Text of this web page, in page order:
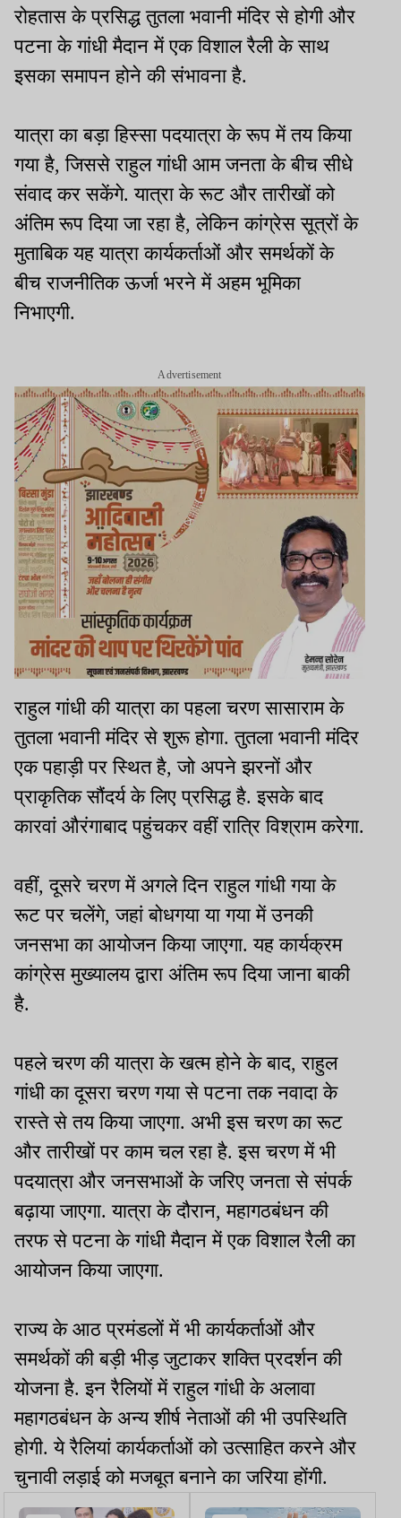
रोहतास के प्रसिद्ध तुतला भवानी मंदिर से होगी और
पटना के गांधी मैदान में एक विशाल रैली के साथ
इसका समापन होने की संभावना है.
यात्रा का बड़ा हिस्सा पदयात्रा के रूप में तय किया
गया है, जिससे राहुल गांधी आम जनता के बीच सीधे
संवाद कर सकेंगे. यात्रा के रूट और तारीखों को
अंतिम रूप दिया जा रहा है, लेकिन कांग्रेस सूत्रों के
मुताबिक यह यात्रा कार्यकर्ताओं और समर्थकों के
बीच राजनीतिक ऊर्जा भरने में अहम भूमिका
निभाएगी.
Advertisement
राहुल गांधी की यात्रा का पहला चरण सासाराम के
तुतला भवानी मंदिर से शुरू होगा. तुतला भवानी मंदिर
एक पहाड़ी पर स्थित है, जो अपने झरनों और
प्राकृतिक सौंदर्य के लिए प्रसिद्ध है. इसके बाद
कारवां औरंगाबाद पहुंचकर वहीं रात्रि विश्राम करेगा.
वहीं, दूसरे चरण में अगले दिन राहुल गांधी गया के
रूट पर चलेंगे, जहां बोधगया या गया में उनकी
जनसभा का आयोजन किया जाएगा. यह कार्यक्रम
कांग्रेस मुख्यालय द्वारा अंतिम रूप दिया जाना बाकी
है.
पहले चरण की यात्रा के खत्म होने के बाद, राहुल
गांधी का दूसरा चरण गया से पटना तक नवादा के
रास्ते से तय किया जाएगा. अभी इस चरण का रूट
और तारीखों पर काम चल रहा है. इस चरण में भी
पदयात्रा और जनसभाओं के जरिए जनता से संपर्क
बढ़ाया जाएगा. यात्रा के दौरान, महागठबंधन की
तरफ से पटना के गांधी मैदान में एक विशाल रैली का
आयोजन किया जाएगा.
राज्य के आठ प्रमंडलों में भी कार्यकर्ताओं और
समर्थकों की बड़ी भीड़ जुटाकर शक्ति प्रदर्शन की
योजना है. इन रैलियों में राहुल गांधी के अलावा
महागठबंधन के अन्य शीर्ष नेताओं की भी उपस्थिति
होगी. ये रैलियां कार्यकर्ताओं को उत्साहित करने और
चुनावी लड़ाई को मजबूत बनाने का जरिया होंगी.